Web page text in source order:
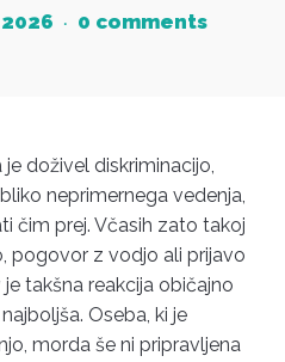
0 comments
doživel diskriminacijo,
neprimernega vedenja,
čim prej. Včasih zato takoj
pogovor z vodjo ali prijavo
takšna reakcija običajno
Oseba, ki je
morda še ni pripravljena